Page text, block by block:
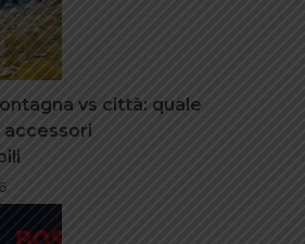
vs città: quale